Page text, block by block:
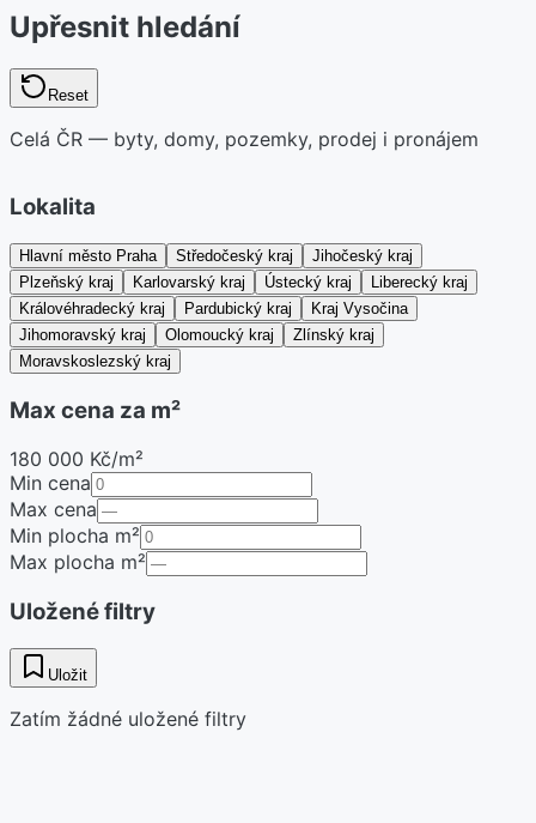
Upřesnit hledání
Reset
Celá ČR — byty, domy, pozemky, prodej i pronájem
Lokalita
Hlavní město Praha Středočeský kraj
Jihočeský kraj
Plzeňský kraj
Karlovarský kraj Ústecký kraj
Liberecký kraj
Královéhradecký kraj
Pardubický kraj
Kraj Vysočina
Jihomoravský kraj
Olomoucký kraj
Zlínský kraj
Moravskoslezský kraj
Max cena za m²
180 000 Kč/m²
Min cena
Max cena
Min plocha m²
Max plocha m²
Uložené filtry
Uložit
Zatím žádné uložené filtry